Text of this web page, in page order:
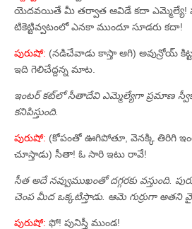
యెదవయితే మీ తర్వాత ఆవిడే కదా ఎమ్మెల్యే!
టికెట్టివ్వటంలో ఎనకా ముందూ సూడరు కదా!
పురుషో: (నడిచేవాడు కాస్తా ఆగి) అవున్రోయ్‌
ఇది గెలిచేద్దన్న మాట.
ఇంటర్‌ కట్‌లో సీతాదేవి ఎమ్మెల్యేగా ప్రమాణ
కనిపిస్తుంది.
పురుషో: (కోపంతో ఊగిపోతూ, వెనక్కి తిరిగి
చూస్తాడు) సీతా! ఓ సారి ఇటు రావే!
సీత అదే నవ్వుముఖంతో దగ్గరకు వస్తుంది.
చెంప మీద ఒక్కటిస్తాడు. ఆమె గుర్రుగా అతని
పురుషో: ఫో! పునిస్త్రీ ముండ!